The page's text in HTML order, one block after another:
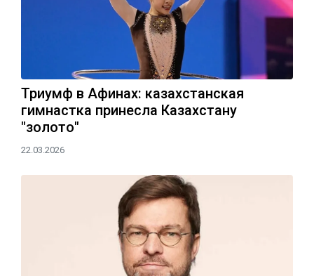
Триумф в Афинах: казахстанская
гимнастка принесла Казахстану
"золото"
22.03.2026